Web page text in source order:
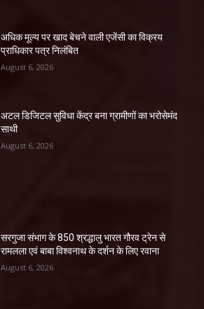
अधिक मूल्य पर खाद बेचने वाली एजेंसी का विक्रय
प्राधिकार पत्र निलंबित
August 6, 2026
अटल डिजिटल सुविधा केंद्र बना ग्रामीणों का भरोसेमंद
साथी
August 6, 2026
सरगुजा संभाग के 850 श्रद्धालु भारत गौरव ट्रेन से
रामलला एवं बाबा विश्वनाथ के दर्शन के लिए रवाना
August 6, 2026